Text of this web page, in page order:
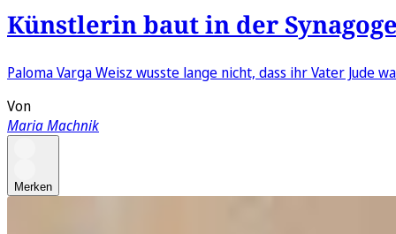
Künstlerin baut in der
Paloma Varga Weisz wusste lange nicht, dass ihr Vater Jude
Von
Maria Machnik
Merken